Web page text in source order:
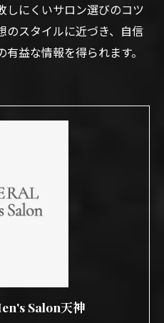
しにくいサロン選びのコツ
のスタイルに近づき、自信
益な情報を得られます。
Salon天神